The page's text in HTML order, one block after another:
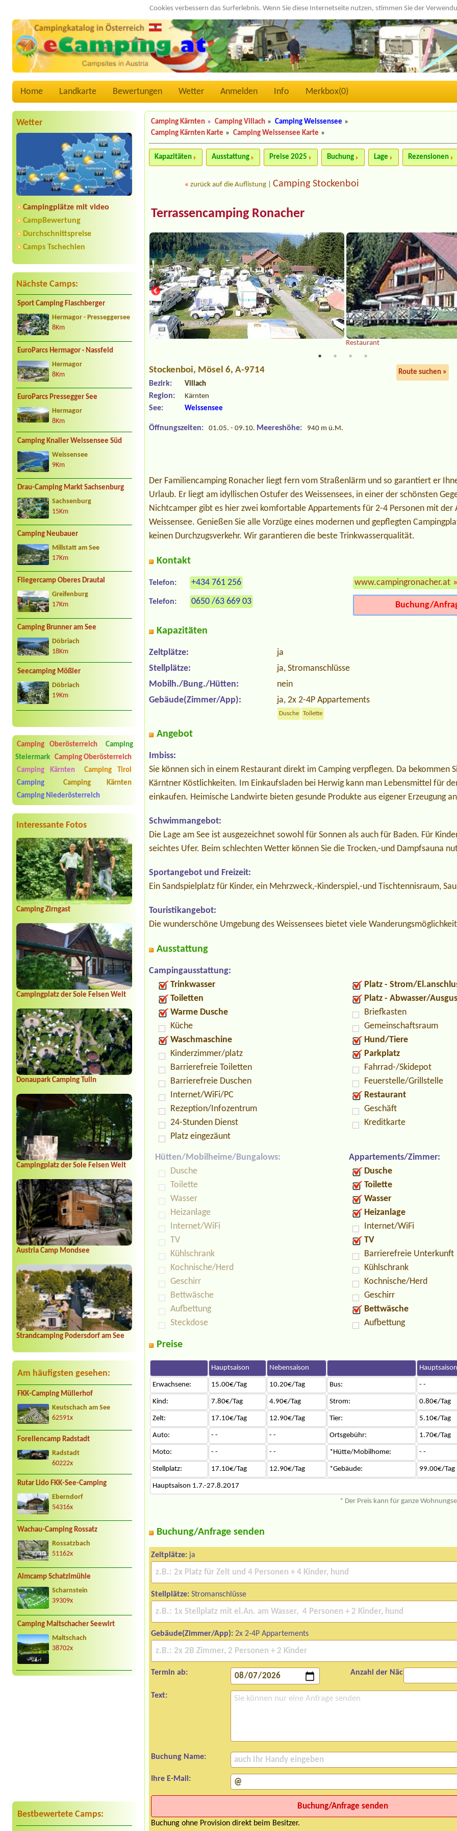
Cookies verbessern das Surferlebnis. Wenn Sie diese Internetseite nutzen, stimmen Sie der
Home Landkarte Bewertungen Wetter Anmelden Info Merkbox(0)
Wetter
Campingplätze mit video
CampBewertung
Durchschnittspreise
Camps Tschechien
Nächste Camps:
Sport Camping Flaschberger
Hermagor - Presseggersee
8Km
EuroParcs Hermagor · Nassfeld
Hermagor
8Km
EuroParcs Pressegger See
Hermagor
8Km
Camping Knaller Weissensee Süd
Weissensee
9Km
Drau-Camping Markt Sachsenburg
Sachsenburg
15Km
Camping Neubauer
Millstatt am See
17Km
Fliegercamp Oberes Drautal
Greifenburg
17Km
Camping Brunner am See
Döbriach
18Km
Seecamping Mößler
Döbriach
19Km
Camping Oberösterreich
Camping
Steiermark
Camping Oberösterreich
Camping Kärnten
Camping Tirol
Camping
Camping Kärnten
Camping Niederösterreich
Interessante Fotos
Camping Zirngast
Campingplatz der Sole Felsen Welt
Donaupark Camping Tulln
Campingplatz der Sole Felsen Welt
Austria Camp Mondsee
Strandcamping Podersdorf am See
Am häufigsten gesehen:
FKK-Camping Müllerhof
Keutschach am See
62591x
Forellencamp Radstadt
Radstadt
60222x
Rutar Lido FKK-See-Camping
Eberndorf
54316x
Wachau-Camping Rossatz
Rossatzbach
51162x
Almcamp Schatzlmühle
Scharnstein
39309x
Camping Maltschacher Seewirt
Maltschach
38702x
Bestbewertete Camps:
Camping Kärnten » Camping Villach » Camping Weissensee »
Camping Kärnten Karte » Camping Weissensee Karte »
Kapazitäten Ausstattung Preise 2025 Buchung Lage Rezensionen
«zurück auf die Auflistung |Camping Stockenboi
Terrassencamping Ronacher
Restaurant
Stockenboi, Mösel 6, A-9714 Route suchen »
Bezirk: Villach
Region: Kärnten
See: Weissensee
Öffnungszeiten: 01.05. - 09.10. Meereshöhe: 940 m ü.M.
Der Familiencamping Ronacher liegt fern vom Straßenlärm und so garantiert er
Urlaub. Er liegt am idyllischen Ostufer des Weissensees, in einer der schönsten
Nichtcamper gibt es hier zwei komfortable Appartements für 2-4 Personen mit der
Weissensee. Genießen Sie alle Vorzüge eines modernen und gepflegten
keinen Durchzugsverkehr. Wir garantieren die beste Trinkwasserqualität.
Kontakt
Telefon: +434 761 256
Telefon: 0650 /63 669 03
www.campingronacher.at »
Buchung/
Kapazitäten
Zeltplätze:
ja
Stellplätze:
ja, Stromanschlüsse
Mobilh./Bung./Hütten:
nein
Gebäude(Zimmer/App):
ja, 2x 2-4P Appartements
Dusche Toilette
Angebot
Imbiss:
Sie können sich in einem Restaurant direkt im Camping verpflegen. Da bekommen
Kärntner Köstlichkeiten. Im Einkaufsladen bei Herwig kann man Lebensmittel für
einkaufen. Heimische Landwirte bieten gesunde Produkte aus eigener Erzeugung
Schwimmangebot:
Die Lage am See ist ausgezeichnet sowohl für Sonnen als auch für Baden. Für
seichtes Ufer. Beim schlechten Wetter können Sie die Trocken,-und Dampfsauna
Sportangebot und Freizeit:
Ein Sandspielplatz für Kinder, ein Mehrzweck,-Kinderspiel,-und Tischtennisraum,
Touristikangebot:
Die wunderschöne Umgebung des Weissensees bietet viele
Ausstattung
Campingausstattung:
Trinkwasser
Toiletten
Warme Dusche
Küche
Waschmaschine
Kinderzimmer/platz
Barrierefreie Toiletten
Barrierefreie Duschen
Internet/WiFi/PC
Rezeption/Infozentrum
24-Stunden Dienst
Platz eingezäunt
Platz - Strom/
Platz - Abwasser/
Briefkasten
Gemeinschaftsraum
Hund/Tiere
Parkplatz
Fahrrad-/Skidepot
Feuerstelle/Grillstelle
Restaurant
Geschäft
Kreditkarte
Hütten/Mobilheime/Bungalows:
Dusche
Toilette
Wasser
Heizanlage
Internet/WiFi
TV
Kühlschrank
Kochnische/Herd
Geschirr
Bettwäsche
Aufbettung
Steckdose
Appartements/Zimmer:
Dusche
Toilette
Wasser
Heizanlage
Internet/WiFi
TV
Barrierefreie Unterkunft
Kühlschrank
Kochnische/Herd
Geschirr
Bettwäsche
Aufbettung
Preise
Hauptsaison Nebensaison Hauptsaison
Erwachsene: 15.00€/Tag 10.20€/Tag Bus: - -
Kind: 7.80€/Tag 4.90€/Tag Strom: 0.80€/Tag
Zelt: 17.10€/Tag 12.90€/Tag Tier: 5.10€/Tag
Auto: - - - - Ortsgebühr: 1.70€/Tag
Moto: - - - - *Hütte/Mobilhome: - -
Stellplatz: 17.10€/Tag 12.90€/Tag *Gebäude: 99.00€/Tag
Hauptsaison 1.7.-27.8.2017
* Der Preis kann für ganze
Buchung/Anfrage senden
Zeltplätze: ja
Stellplätze: Stromanschlüsse
Gebäude(Zimmer/App): 2x 2-4P Appartements
Termin ab: Anzahl der Nächte:
Text:
Buchung Name:
Ihre E-Mail:
Buchung ohne Provision direkt beim Besitzer.